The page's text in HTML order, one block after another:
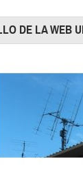
DE LA WEB